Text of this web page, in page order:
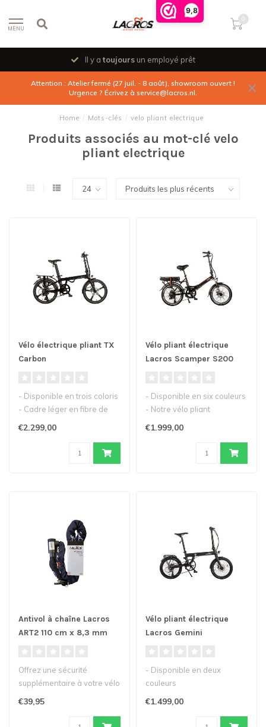
9,8
MENU
0
Il y atoujoursun employé prêt
Attention : Atelier fermé (27 juil. - 8 août), showroom ouvert !
Urgence ? Écrivez à service@lacros.nl.
Home / Mots-clés / velo pliant electrique
Produits associés au mot-clé velo
pliant electrique
Vélo électrique pliant TX
Carbon
- Disponible en trois coloris
- Cadre léger en fibre de
€2.299,00
Vélo pliant électrique
Lacros Scamper S200
- Disponible en six couleurs
- Notre vélo pliant
€1.999,00
Antivol à chaîne Lacros
ART2 110 cm x 8,3 mm
Offrez une sécurité
supplémentaire à votre vélo
€39,95
Vélo pliant électrique
Lacros Gemini
- Disponible en deux
couleurs
€1.499,00